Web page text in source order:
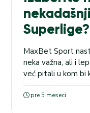
MaxBet Sport
neka važna, ali i
već pitali u kom bi
Crvene zvezde
da kažete kog
pre 5 meseci